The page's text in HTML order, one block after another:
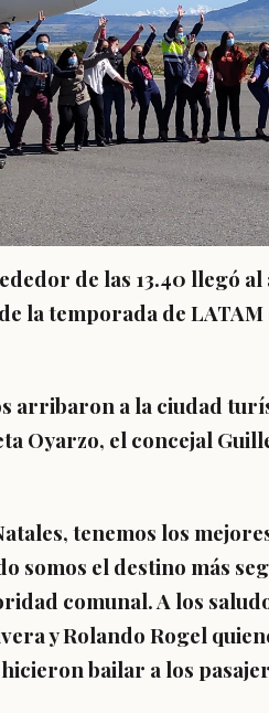
de las 13.40 llegó
la temporada de LATAM
arribaron a la ciudad
Oyarzo, el concejal
tenemos los
somos el destino más
comunal. A los
y Rolando Rogel
bailar a los